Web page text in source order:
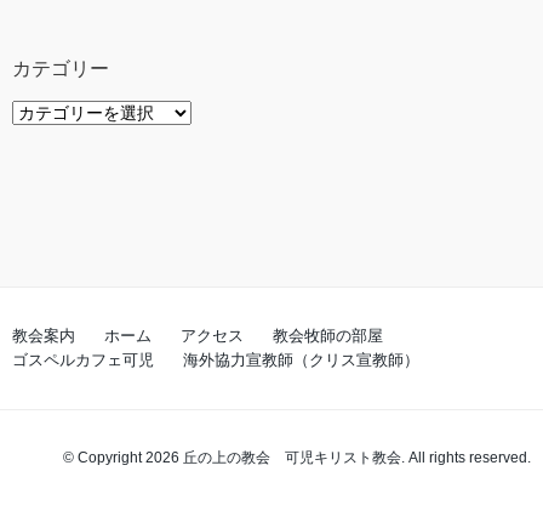
カテゴリー
カ
教会案内 ホーム アクセス
教会牧師の部屋
ゴスペルカフェ可児
海外協力宣教師（クリス宣教師）
© Copyright 2026 丘の上の教会 可児キリスト教会. All rights reserved.